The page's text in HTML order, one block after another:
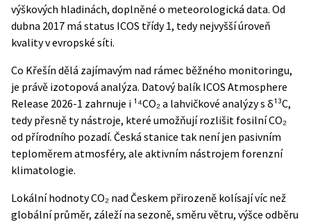
výškových hladinách, doplněné o meteorologická data. Od
dubna 2017 má status ICOS třídy 1, tedy nejvyšší úroveň
kvality v evropské síti.
Co Křešín dělá zajímavým nad rámec běžného monitoringu,
je právě izotopová analýza. Datový balík ICOS Atmosphere
Release 2026-1 zahrnuje i ¹⁴CO₂ a lahvičkové analýzy s δ¹³C,
tedy přesně ty nástroje, které umožňují rozlišit fosilní CO₂
od přírodního pozadí. Česká stanice tak není jen pasivním
teploměrem atmosféry, ale aktivním nástrojem forenzní
klimatologie.
Lokální hodnoty CO₂ nad Českem přirozeně kolísají víc než
globální průměr, záleží na sezoně, směru větru, výšce odběru